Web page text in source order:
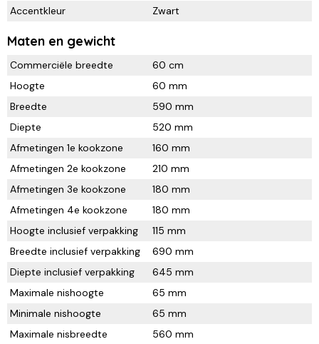
Accentkleur
Zwart
Maten en gewicht
Commerciële breedte
60 cm
Hoogte
60 mm
Breedte
590 mm
Diepte
520 mm
Afmetingen 1e kookzone
160 mm
Afmetingen 2e kookzone
210 mm
Afmetingen 3e kookzone
180 mm
Afmetingen 4e kookzone
180 mm
Hoogte inclusief verpakking
115 mm
Breedte inclusief verpakking
690 mm
Diepte inclusief verpakking
645 mm
Maximale nishoogte
65 mm
Minimale nishoogte
65 mm
Maximale nisbreedte
560 mm